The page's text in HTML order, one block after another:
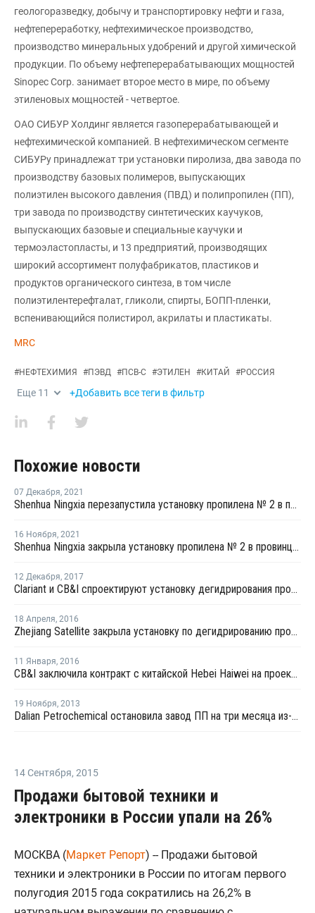
геологоразведку, добычу и транспортировку нефти и газа,
нефтепереработку, нефтехимическое производство,
производство минеральных удобрений и другой химической
продукции. По объему нефтеперерабатывающих мощностей
Sinopec Corp. занимает второе место в мире, по объему
этиленовых мощностей - четвертое.
ОАО СИБУР Холдинг является газоперерабатывающей и
нефтехимической компанией. В нефтехимическом сегменте
СИБУРу принадлежат три установки пиролиза, два завода по
производству базовых полимеров, выпускающих
полиэтилен высокого давления (ПВД) и полипропилен (ПП),
три завода по производству синтетических каучуков,
выпускающих базовые и специальные каучуки и
термоэластопласты, и 13 предприятий, производящих
широкий ассортимент полуфабрикатов, пластиков и
продуктов органического синтеза, в том числе
полиэтилентерефталат, гликоли, спирты, БОПП-пленки,
вспенивающийся полистирол, акрилаты и пластикаты.
MRC
#НЕФТЕХИМИЯ #ПЭВД #ПСВ-С #ЭТИЛЕН #КИТАЙ #РОССИЯ
Еще 11 +Добавить все теги в фильтр
Похожие новости
07 Декабря, 2021
Shenhua Ningxia перезапустила установку пропилена № 2 в провинции Нинся после плановой профилактики
16 Ноября, 2021
Shenhua Ningxia закрыла установку пропилена № 2 в провинции Нинся на плановую профилактику
12 Декабря, 2017
Clariant и CB&I спроектируют установку дегидрирования пропана для китайской Xuzhou HaiDing Chemical
18 Апреля, 2016
Zhejiang Satellite закрыла установку по дегидрированию пропана на ремонт
11 Января, 2016
CB&I заключила контракт с китайской Hebei Haiwei на проектирование нового завода ПП в Китае
19 Ноября, 2013
Dalian Petrochemical остановила завод ПП на три месяца из-за нехватки сырья
14 Сентября, 2015
Продажи бытовой техники и
электроники в России упали на 26%
МОСКВА (Маркет Репорт) -- Продажи бытовой
техники и электроники в России по итогам первого
полугодия 2015 года сократились на 26,2% в